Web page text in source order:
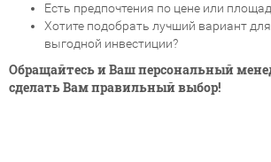
Есть предпочтения по цене или
Хотите подобрать лучший вариант
выгодной инвестиции?
Обращайтесь и Ваш персональный
сделать Вам правильный выбор!